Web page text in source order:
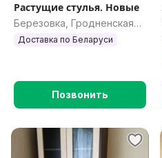
Растущие стулья. Новые
Березовка, Гродненская
обл.
Доставка по Беларуси
Позвонить